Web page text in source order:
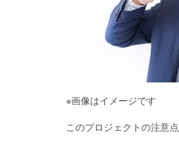
※画像はイメージです
このプロジェクトの注意点